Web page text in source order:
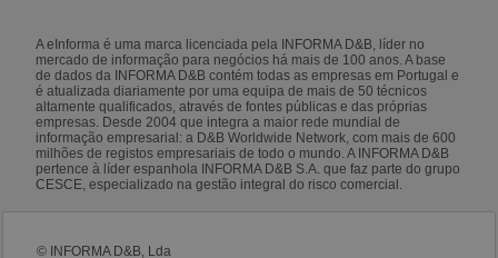
A eInforma é uma marca licenciada pela INFORMA D&B, líder no
mercado de informação para negócios há mais de 100 anos. A base
de dados da INFORMA D&B contém todas as empresas em Portugal e
é atualizada diariamente por uma equipa de mais de 50 técnicos
altamente qualificados, através de fontes públicas e das próprias
empresas. Desde 2004 que integra a maior rede mundial de
informação empresarial: a D&B Worldwide Network, com mais de 600
milhões de registos empresariais de todo o mundo. A INFORMA D&B
pertence à líder espanhola INFORMA D&B S.A. que faz parte do grupo
CESCE, especializado na gestão integral do risco comercial.
© INFORMA D&B, Lda